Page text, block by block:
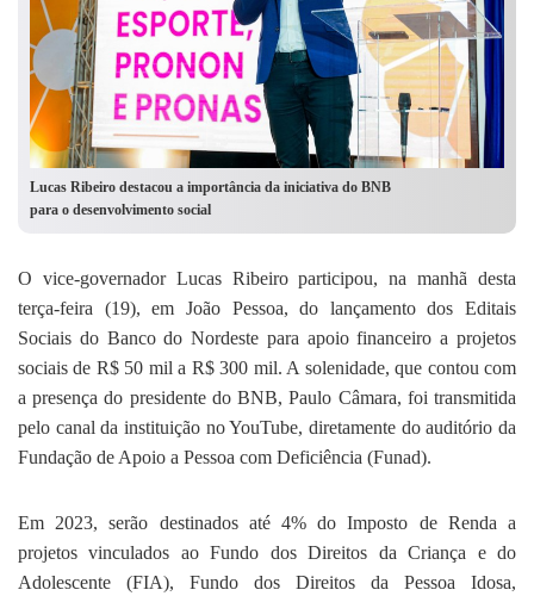
Lucas Ribeiro destacou a importância da iniciativa do BNB
para o desenvolvimento social
O vice-governador Lucas Ribeiro participou, na manhã desta
terça-feira (19), em João Pessoa, do lançamento dos Editais
Sociais do Banco do Nordeste para apoio financeiro a projetos
sociais de R$ 50 mil a R$ 300 mil. A solenidade, que contou com
a presença do presidente do BNB, Paulo Câmara, foi transmitida
pelo canal da instituição no YouTube, diretamente do auditório da
Fundação de Apoio a Pessoa com Deficiência (Funad).
Em 2023, serão destinados até 4% do Imposto de Renda a
projetos vinculados ao Fundo dos Direitos da Criança e do
Adolescente (FIA), Fundo dos Direitos da Pessoa Idosa,